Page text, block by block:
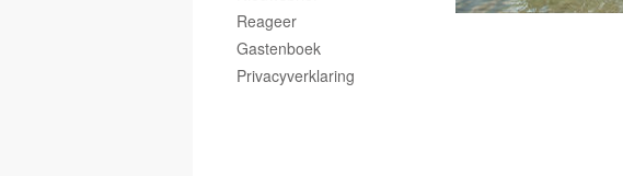
Reageer
Gastenboek
Privacyverklaring